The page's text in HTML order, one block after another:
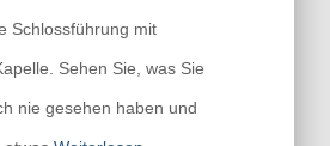
Schlossführung mit
Sehen Sie, was Sie
nie gesehen haben und